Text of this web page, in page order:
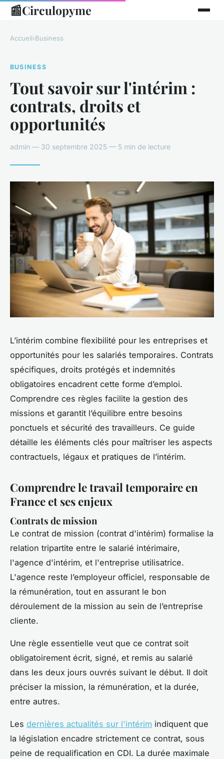
📰Circulopyme
Accueil›Business
BUSINESS
Tout savoir sur l'intérim :
contrats, droits et
opportunités
admin — 30 septembre 2025 — 5 min de lecture
L’intérim combine flexibilité pour les entreprises et
opportunités pour les salariés temporaires. Contrats
spécifiques, droits protégés et indemnités
obligatoires encadrent cette forme d’emploi.
Comprendre ces règles facilite la gestion des
missions et garantit l’équilibre entre besoins
ponctuels et sécurité des travailleurs. Ce guide
détaille les éléments clés pour maîtriser les aspects
contractuels, légaux et pratiques de l’intérim.
Comprendre le travail temporaire en
France et ses enjeux
Contrats de mission
Le contrat de mission (contrat d'intérim) formalise la
relation tripartite entre le salarié intérimaire,
l'agence d'intérim, et l'entreprise utilisatrice.
L'agence reste l’employeur officiel, responsable de
la rémunération, tout en assurant le bon
déroulement de la mission au sein de l’entreprise
cliente.
Une règle essentielle veut que ce contrat soit
obligatoirement écrit, signé, et remis au salarié
dans les deux jours ouvrés suivant le début. Il doit
préciser la mission, la rémunération, et la durée,
entre autres.
Les dernières actualités sur l'intérim indiquent que
la législation encadre strictement ce contrat, sous
peine de requalification en CDI. La durée maximale